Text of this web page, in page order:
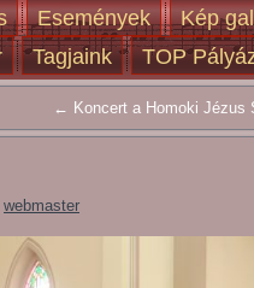
Események
Kép
Tagjaink TOP
← Koncert a Homoki Jézus
webmaster